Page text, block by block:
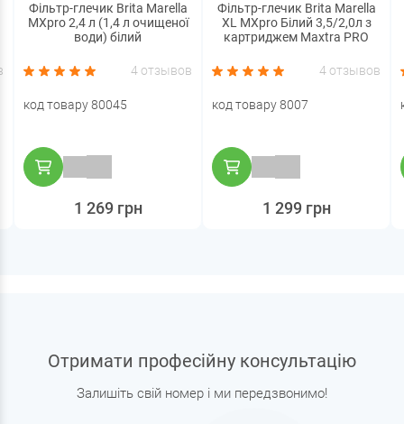
Фільтр-глечик Brita Marella
MXpro 2,4 л (1,4 л очищеної
води) білий
4 отзывов
код товару 80045
1 269 грн
Фільтр-глечик Brita Marella
XL MXpro Білий 3,5/2,0л з
картриджем Maxtra PRO
4 отзывов
код товару 8007
1 299 грн
Отримати професійну консультацію
Залишіть свій номер і ми передзвонимо!